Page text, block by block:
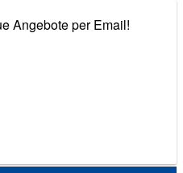
Angebote per Email!